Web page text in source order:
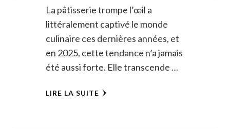
La pâtisserie trompe l’œil a
littéralement captivé le monde
culinaire ces dernières années, et
en 2025, cette tendance n’a jamais
été aussi forte. Elle transcende …
LIRE LA SUITE